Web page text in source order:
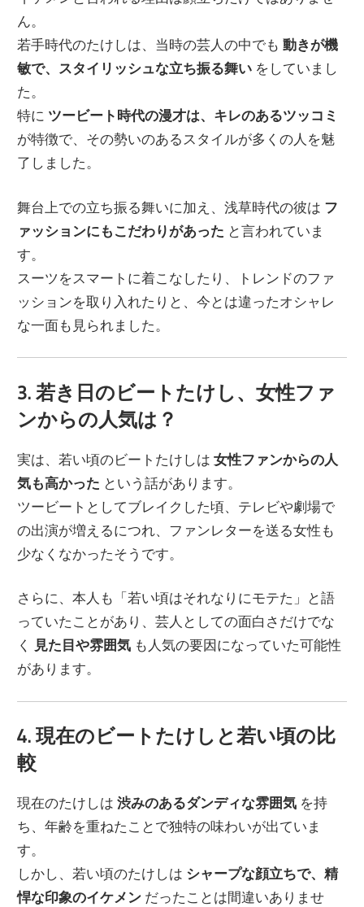
ん。
若手時代のたけしは、当時の芸人の中でも動きが機
敏で、スタイリッシュな立ち振る舞い をしていまし
た。
特に ツービート時代の漫才は、キレのあるツッコミ
が特徴で、その勢いのあるスタイルが多くの人を魅
了しました。
舞台上での立ち振る舞いに加え、浅草時代の彼は フ
ァッションにもこだわりがあった と言われていま
す。
スーツをスマートに着こなしたり、トレンドのファ
ッションを取り入れたりと、今とは違ったオシャレ
な一面も見られました。
3. 若き日のビートたけし、女性ファ
ンからの人気は？
実は、若い頃のビートたけしは女性ファンからの人
気も高かった という話があります。
ツービートとしてブレイクした頃、テレビや劇場で
の出演が増えるにつれ、ファンレターを送る女性も
少なくなかったそうです。
さらに、本人も「若い頃はそれなりにモテた」と語
っていたことがあり、芸人としての面白さだけでな
く
見た目や雰囲気 も人気の要因になっていた可能性
があります。
4. 現在のビートたけしと若い頃の比
較
現在のたけしは渋みのあるダンディな雰囲気 を持
ち、年齢を重ねたことで独特の味わいが出ていま
す。
しかし、若い頃のたけしは シャープな顔立ちで、精
悍な印象のイケメン だったことは間違いありませ